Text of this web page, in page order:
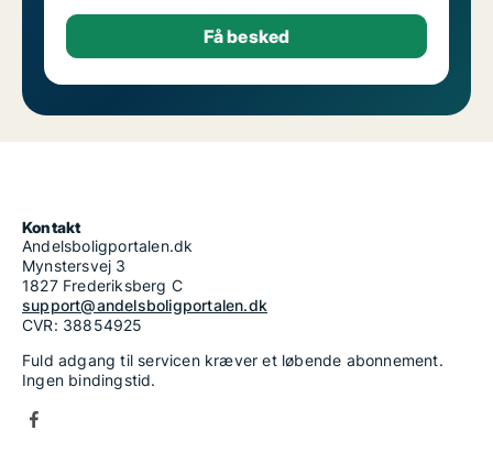
Kontakt
Andelsboligportalen.dk
Mynstersvej 3
1827 Frederiksberg C
support@andelsboligportalen.dk
CVR: 38854925
Fuld adgang til servicen kræver et løbende abonnement.
Ingen bindingstid.